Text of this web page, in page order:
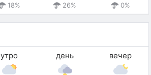
18%
26%
0%
утро день вечер